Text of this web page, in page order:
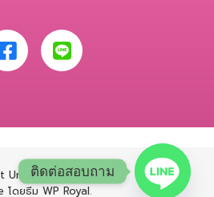
University Dormitory
โดยธีม WP Royal.
ติดต่อสอบถาม